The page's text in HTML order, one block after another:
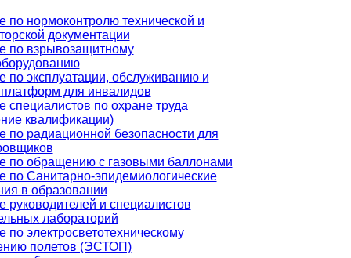
по нормоконтролю технической и
документации
по взрывозащитному
по эксплуатации, обслуживанию и
для инвалидов
специалистов по охране труда
квалификации)
по радиационной безопасности для
по обращению с газовыми баллонами
по Санитарно-эпидемиологические
в образовании
руководителей и специалистов
лабораторий
по электросветотехническому
полетов (ЭСТОП)